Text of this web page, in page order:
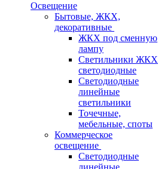
Освещение
Бытовые, ЖКХ,
декоративные
ЖКХ под сменную
лампу
Светильники ЖКХ
светодиодные
Светодиодные
линейные
светильники
Точечные,
мебельные, споты
Коммерческое
освещение
Светодиодные
линейные